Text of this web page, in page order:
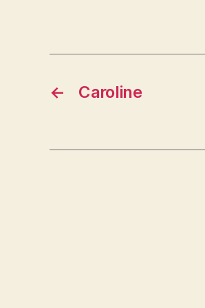
← Caroline